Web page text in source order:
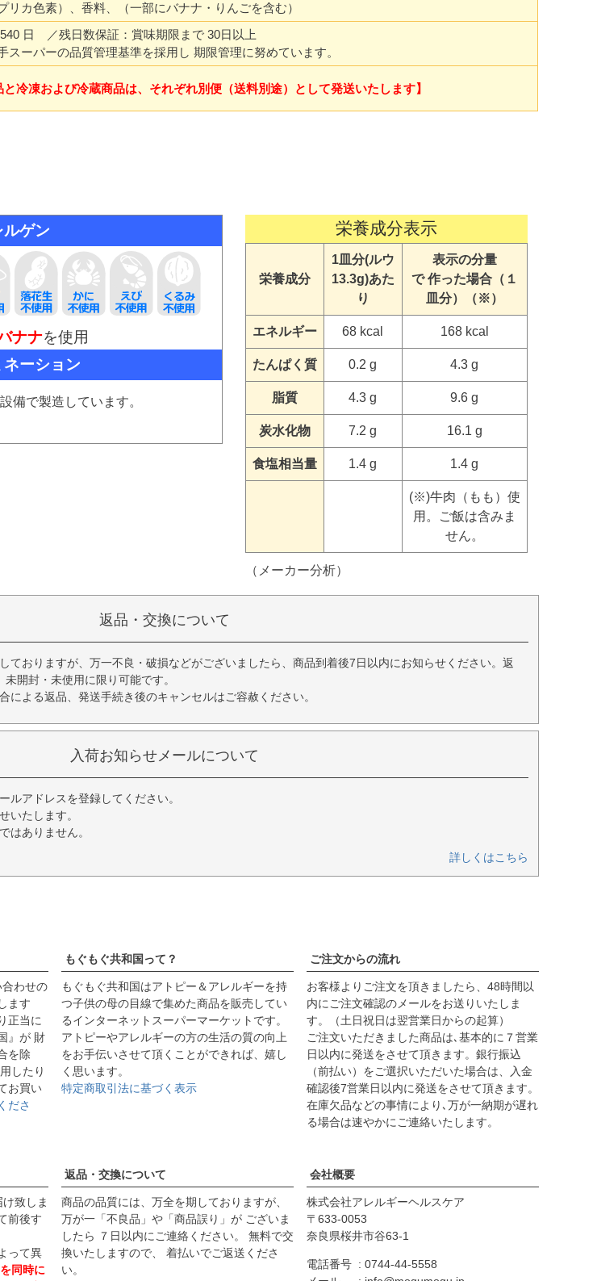
リカ色素）、香料、（一部にバナナ・りんごを含む）
日 ／残日数保証：賞味期限まで 30日以上
スーパーの品質管理基準を採用し 期限管理に努めています。
と冷凍および冷蔵商品は、それぞれ別便（送料別途）として発送いたします】
ルゲン
ナナを使用
ネーション
備で製造しています。
栄養成分表示
栄養成分
1皿分(ルウ
13.3g)あた
り
表示の分量
で 作った場合（１
皿分）（※）
エネルギー 68 kcal 168 kcal
たんぱく質 0.2 g 4.3 g
脂質 4.3 g 9.6 g
炭水化物 7.2 g 16.1 g
食塩相当量 1.4 g 1.4 g
(※)牛肉（もも）使
用。ご飯は含みま
せん。
（メーカー分析）
返品・交換について
ておりますが、万一不良・破損などがございましたら、商品到着後7日以内にお知らせください。返
開封・未使用に限り可能です。
による返品、発送手続き後のキャンセルはご容赦ください。
入荷お知らせメールについて
ルアドレスを登録してください。
いたします。
はありません。
詳しくはこちら
わせの
ます
正当に
』が 財
を除
したり
お買い
ださ
もぐもぐ共和国って？
もぐもぐ共和国はアトピー＆アレルギーを持
つ子供の母の目線で集めた商品を販売してい
るインターネットスーパーマーケットです。
アトピーやアレルギーの方の生活の質の向上
をお手伝いさせて頂くことができれば、嬉し
く思います。
特定商取引法に基づく表示
ご注文からの流れ
お客様よりご注文を頂きましたら、48時間以
内にご注文確認のメールをお送りいたしま
す。（土日祝日は翌営業日からの起算）
ご注文いただきました商品は､基本的に７営業
日以内に発送をさせて頂きます。 銀行振込
（前払い）をご選択いただいた場合は、入金
確認後7営業日以内に発送をさせて頂きます。
在庫欠品などの事情により､万が一納期が遅れ
る場合は速やかにご連絡いたします。
致しま
前後す
って異
同時に
返品・交換について
商品の品質には、万全を期しておりますが、
万が一「不良品」や「商品誤り」が ございま
したら ７日以内にご連絡ください。 無料で交
換いたしますので、 着払いでご返送くださ
い。
会社概要
株式会社アレルギーヘルスケア
633-0053
奈良県桜井市谷63-1
電話番号
0744-44-5558